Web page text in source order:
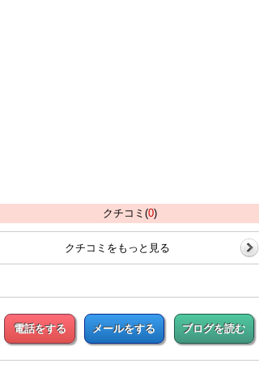
クチコミ(0)
クチコミをもっと見る
電話をする メールをする ブログを読む